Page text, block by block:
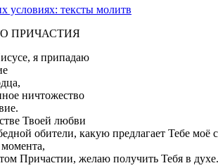
условиях: тексты молитв
ПРИЧАСТИЯ
я припадаю
ничтожество
Твоей любви
обители, какую предлагает Тебе моё
Причастии, желаю получить Тебя в духе.